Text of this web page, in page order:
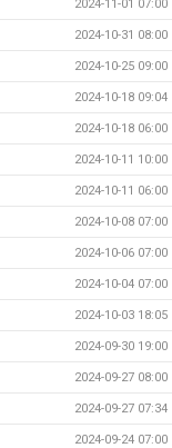
2024-11-01 07:00
2024-10-31 08:00
2024-10-25 09:00
2024-10-18 09:04
2024-10-18 06:00
2024-10-11 10:00
2024-10-11 06:00
2024-10-08 07:00
2024-10-06 07:00
2024-10-04 07:00
2024-10-03 18:05
2024-09-30 19:00
2024-09-27 08:00
2024-09-27 07:34
2024-09-24 07:00